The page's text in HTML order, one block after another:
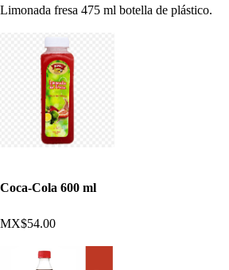
Limonada fresa 475 ml botella de plástico.
Coca-Cola 600 ml
MX$54.00